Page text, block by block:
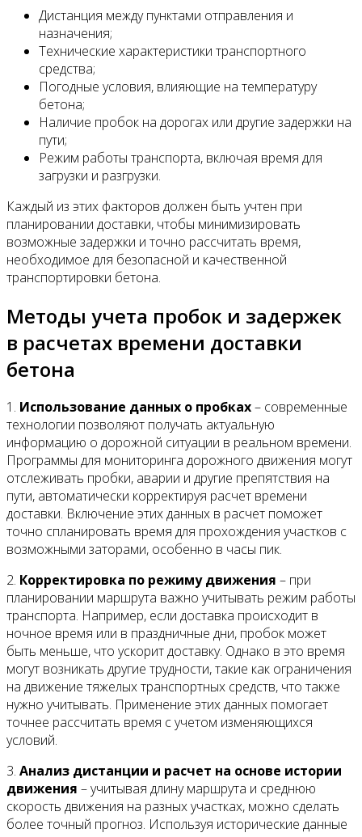
Дистанция между пунктами отправления и
назначения;
Технические характеристики транспортного
средства;
Погодные условия, влияющие на температуру
бетона;
Наличие пробок на дорогах или другие задержки на
пути;
Режим работы транспорта, включая время для
загрузки и разгрузки.
Каждый из этих факторов должен быть учтен при
планировании доставки, чтобы минимизировать
возможные задержки и точно рассчитать время,
необходимое для безопасной и качественной
транспортировки бетона.
Методы учета пробок и задержек
в расчетах времени доставки
бетона
1. Использование данных о пробках– современные
технологии позволяют получать актуальную
информацию о дорожной ситуации в реальном времени.
Программы для мониторинга дорожного движения могут
отслеживать пробки, аварии и другие препятствия на
пути, автоматически корректируя расчет времени
доставки. Включение этих данных в расчет поможет
точно спланировать время для прохождения участков с
возможными заторами, особенно в часы пик.
2. Корректировка по режиму движения – при
планировании маршрута важно учитывать режим работы
транспорта. Например, если доставка происходит в
ночное время или в праздничные дни, пробок может
быть меньше, что ускорит доставку. Однако в это время
могут возникать другие трудности, такие как ограничения
на движение тяжелых транспортных средств, что также
нужно учитывать. Применение этих данных помогает
точнее рассчитать время с учетом изменяющихся
условий.
3. Анализ дистанции и расчет на основе истории
движения – учитывая длину маршрута и среднюю
скорость движения на разных участках, можно сделать
более точный прогноз. Используя исторические данные